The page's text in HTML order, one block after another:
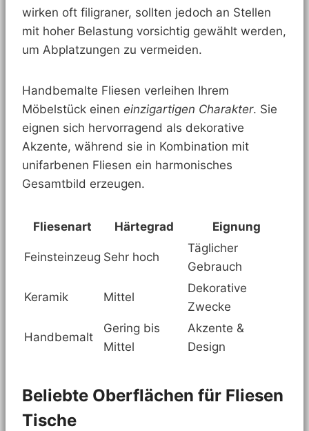
wirken oft filigraner, sollten jedoch an Stellen
mit hoher Belastung vorsichtig gewählt werden,
um Abplatzungen zu vermeiden.
Handbemalte Fliesen verleihen Ihrem
Möbelstück einen einzigartigen Charakter. Sie
eignen sich hervorragend als dekorative
Akzente, während sie in Kombination mit
unifarbenen Fliesen ein harmonisches
Gesamtbild erzeugen.
Fliesenart Härtegrad Eignung
Feinsteinzeug Sehr hoch
Täglicher
Gebrauch
Keramik Mittel
Dekorative
Zwecke
Handbemalt
Gering bis
Mittel
Akzente &
Design
Beliebte Oberflächen für Fliesen
Tische